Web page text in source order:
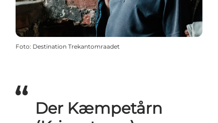
Foto: Destination Trekantomraadet
Der Kæmpetårn